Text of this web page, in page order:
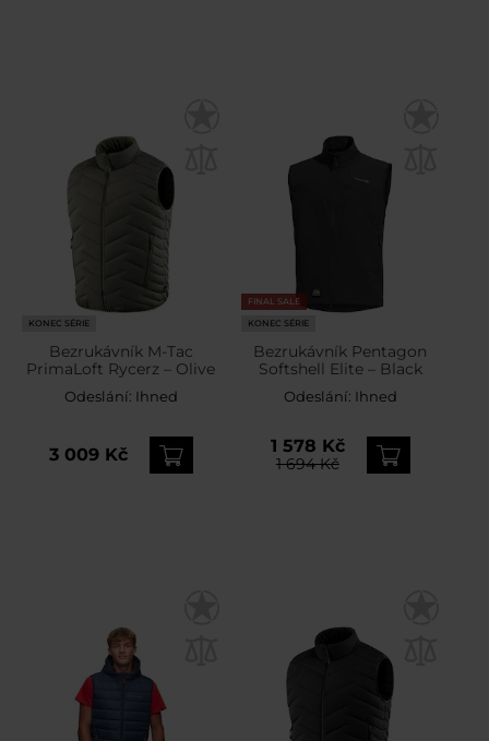
KONEC SÉRIE
Bezrukávník M-Tac
PrimaLoft Rycerz – Olive
Odeslání: Ihned
3 009 Kč
FINAL SALE
KONEC SÉRIE
Bezrukávník Pentagon
Softshell Elite – Black
Odeslání: Ihned
1 578 Kč
1 694 Kč